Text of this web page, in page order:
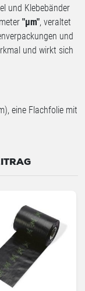
und Klebebänder
"µm", veraltet
und
und wirkt sich
eine Flachfolie mit